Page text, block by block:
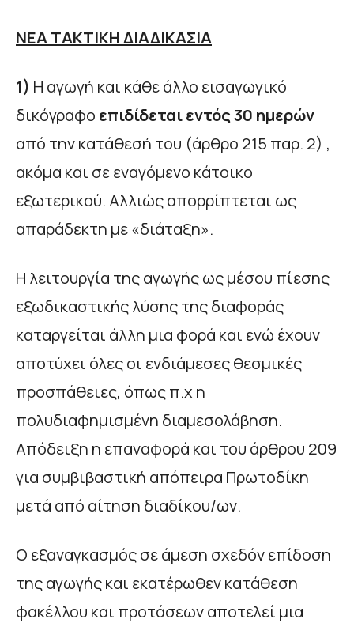
ΝΕΑ ΤΑΚΤΙΚΗ ΔΙΑΔΙΚΑΣΙΑ
1) Η αγωγή και κάθε άλλο εισαγωγικό
δικόγραφο επιδίδεται εντός 30 ημερών
από την κατάθεσή του (άρθρο 215 παρ. 2) ,
ακόμα και σε εναγόμενο κάτοικο
εξωτερικού. Αλλιώς απορρίπτεται ως
απαράδεκτη με «διάταξη».
Η λειτουργία της αγωγής ως μέσου πίεσης
εξωδικαστικής λύσης της διαφοράς
καταργείται άλλη μια φορά και ενώ έχουν
αποτύχει όλες οι ενδιάμεσες θεσμικές
προσπάθειες, όπως π.χ η
πολυδιαφημισμένη διαμεσολάβηση.
Απόδειξη η επαναφορά και του άρθρου 209
για συμβιβαστική απόπειρα Πρωτοδίκη
μετά από αίτηση διαδίκου/ων.
Ο εξαναγκασμός σε άμεση σχεδόν επίδοση
της αγωγής και εκατέρωθεν κατάθεση
φακέλλου και προτάσεων αποτελεί μια